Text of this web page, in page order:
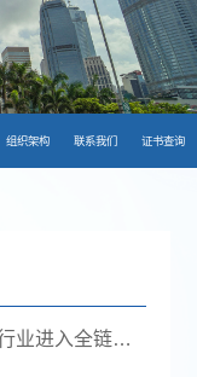
组织架构 联系我们 证书查询
企元数智对抗传统工具：数字员工行业进入全链路获客时代